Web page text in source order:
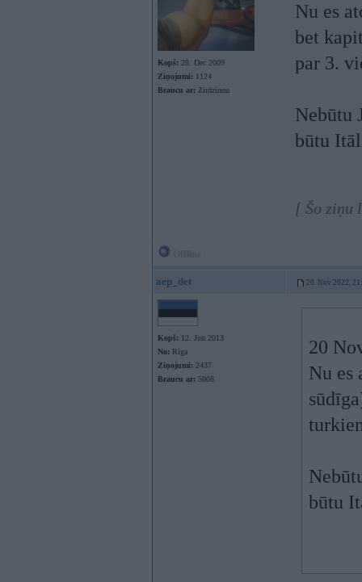
Kopš: 28. Dec 2009
Ziņojumi: 1124
Braucu ar: Zirdzinnu
Nu es
bet
par 3.
Nebūtu
būtu
[ Šo ziņu
aep_det 20. Nov 2022,
Kopš: 12. Jun 2013
No: Rīga
Ziņojumi: 2437
Braucu ar: 5008
20
Nu es
būtu